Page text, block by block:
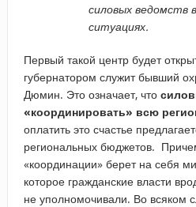
силовых ведомств
ситуациях.
Первый такой центр будет
губернатором служит бывший
Дюмин. Это означает, что
«координировать» всю
оплатить это счастье
региональных бюджетов.
«координации» берет на себя
которое гражданские власти
не уполномочивали. Во всяком